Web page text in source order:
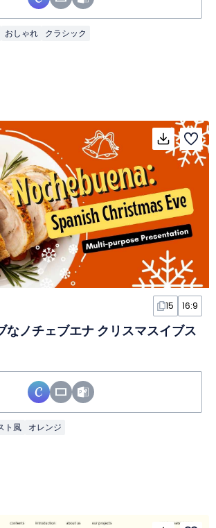
おしゃれ クラシック
15 16:9
なノチェブエナ クリスマスイブス
ト風 オレンジ